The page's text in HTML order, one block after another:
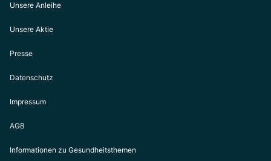
Unsere Anleihe
Unsere Aktie
Presse
Datenschutz
Impressum
AGB
Informationen zu Gesundheitsthemen